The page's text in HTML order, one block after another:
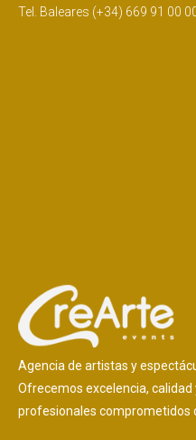
Tel. Baleares (+34) 669 91 00
Agencia de artistas y
Ofrecemos excelencia,
profesionales comprometidos